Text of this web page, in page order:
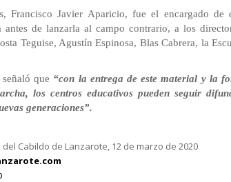
Francisco Javier Aparicio, fue el encargado
antes de lanzarla al campo contrario, a los
Teguise, Agustín Espinosa, Blas Cabrera, la
que “con la entrega de este material y la
los centros educativos pueden seguir
generaciones”.
del Cabildo de Lanzarote, 12 de marzo de 2020